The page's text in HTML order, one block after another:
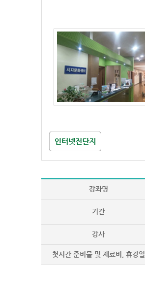
강좌명
기간
강사
첫시간 준비물 및 재료비, 휴강일